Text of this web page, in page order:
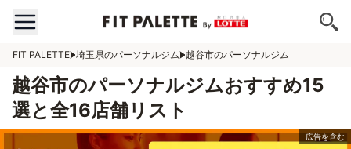
FIT PALETTE 埼玉県のパーソナルジム 越谷市のパーソナルジム
越谷市のパーソナルジムおすすめ15
選と全16店舗リスト